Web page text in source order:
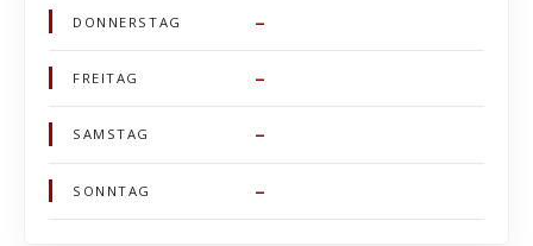
DONNERSTAG –
FREITAG –
SAMSTAG –
SONNTAG –